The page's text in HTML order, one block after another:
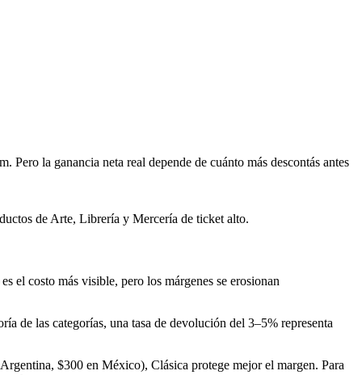
Pero la ganancia neta real depende de cuánto más descontás antes
de Arte, Librería y Mercería de ticket alto.
el costo más visible, pero los márgenes se erosionan
de las categorías, una tasa de devolución del 3–5% representa
$300 en México), Clásica protege mejor el margen. Para